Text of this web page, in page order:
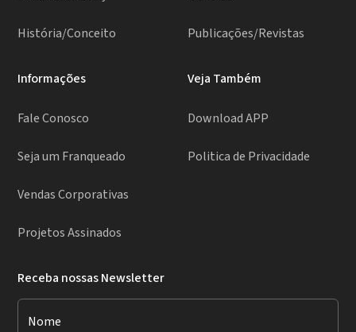
História/Conceito Publicações/Revistas
Informações
Fale Conosco
Seja um Franqueado
Vendas Corporativas
Projetos Assinados
Veja Também
Download APP
Politica de Privacidade
Receba nossas Newsletter
Nome